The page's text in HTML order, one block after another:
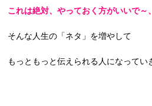
これは絶対、やっておく方がいいで～、
そんな人生の「ネタ」を増やして
もっともっと伝えられる人になってい